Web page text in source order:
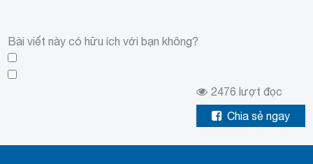
Bài viết này có hữu ích với bạn không?
2476 lượt đọc
Chia sẻ ngay